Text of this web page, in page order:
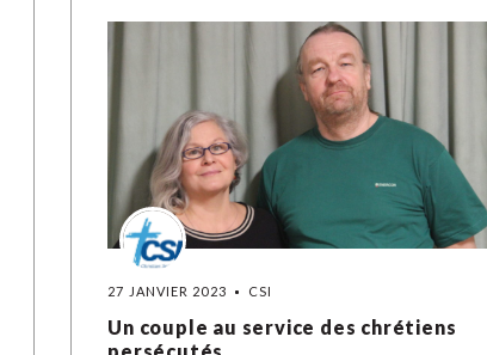
27 JANVIER 2023 CSI
Un couple au service des chrétiens